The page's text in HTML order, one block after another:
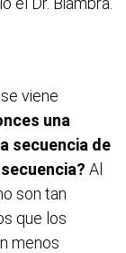
viene
una
secuencia de
Al
son tan
que los
menos